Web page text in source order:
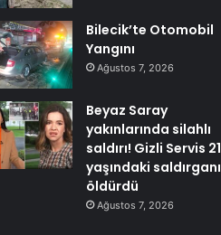
Bilecik’te Otomobil
Yangını
Ağustos 7, 2026
Beyaz Saray
yakınlarında silahlı
saldırı! Gizli Servis 21
yaşındaki saldırganı
öldürdü
Ağustos 7, 2026